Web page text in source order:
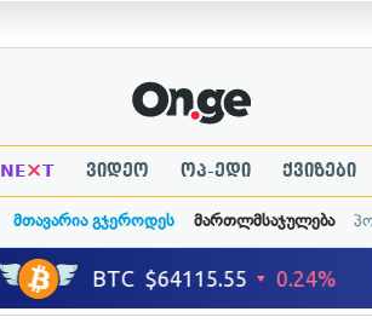
NE×T ვიდეო ოპ-ედი ქვიზები
მთავარია გჯეროდეს მართლმსაჯულება